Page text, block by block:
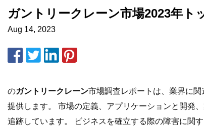
ガントリークレーン市場2023年ト
Aug 14, 2023
のガントリークレーン市場調査レポートは、業界に
提供します。 市場の定義、アプリケーションと開発
追跡しています。 ビジネスを確立する際の障害に関